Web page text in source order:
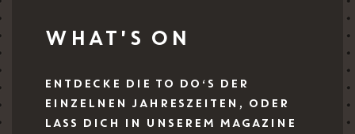
WHAT'S ON
ENTDECKE DIE TO DO‘S DER
EINZELNEN JAHRESZEITEN, ODER
LASS DICH IN UNSEREM MAGAZINE